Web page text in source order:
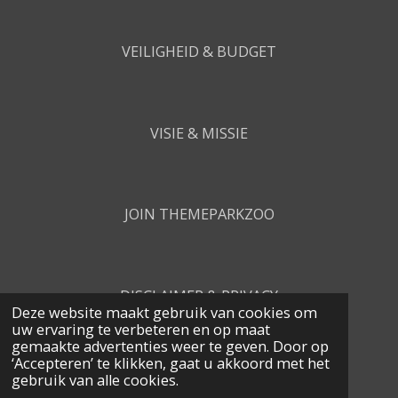
Deze website maakt gebruik van cookies om
uw ervaring te verbeteren en op maat
gemaakte advertenties weer te geven. Door op
‘Accepteren’ te klikken, gaat u akkoord met het
gebruik van alle cookies.
VEILIGHEID & BUDGET
VISIE & MISSIE
JOIN THEMEPARKZOO
DISCLAIMER & PRIVACY
CONTACT